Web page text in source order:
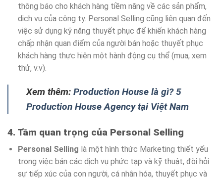
thông báo cho khách hàng tiềm năng về các sản phẩm,
dịch vụ của công ty. Personal Selling cũng liên quan đến
việc sử dụng kỹ năng thuyết phục để khiến khách hàng
chấp nhận quan điểm của người bán hoặc thuyết phục
khách hàng thực hiện một hành động cụ thể (mua, xem
thử, v.v).
Xem thêm: Production House là gì? 5
Production House Agency tại Việt Nam
4. Tầm quan trọng của Personal Selling
Personal Selling là một hình thức Marketing thiết yếu
trong việc bán các dịch vụ phức tạp và kỹ thuật, đòi hỏi
sự tiếp xúc của con người, cá nhân hóa, thuyết phục và